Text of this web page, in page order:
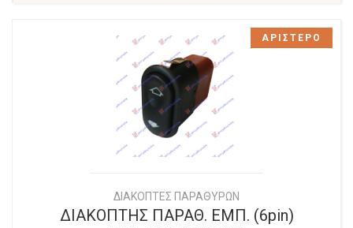
ΔΙΑΚΟΠΤΕΣ ΠΑΡΑΘΥΡΩΝ
ΔΙΑΚΟΠΤΗΣ ΠΑΡΑΘ. ΕΜΠ. (6pin)
ΑΡΙΣΤΕΡΟ